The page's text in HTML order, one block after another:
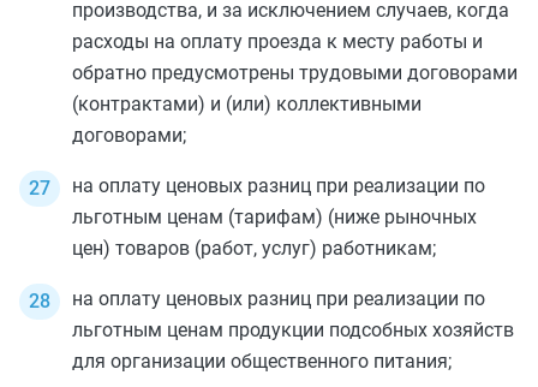
производства, и за исключением случаев, когда
расходы на оплату проезда к месту работы и
обратно предусмотрены трудовыми договорами
(контрактами) и (или) коллективными
договорами;
на оплату ценовых разниц при реализации по
льготным ценам (тарифам) (ниже рыночных
цен) товаров (работ, услуг) работникам;
на оплату ценовых разниц при реализации по
льготным ценам продукции подсобных хозяйств
для организации общественного питания;